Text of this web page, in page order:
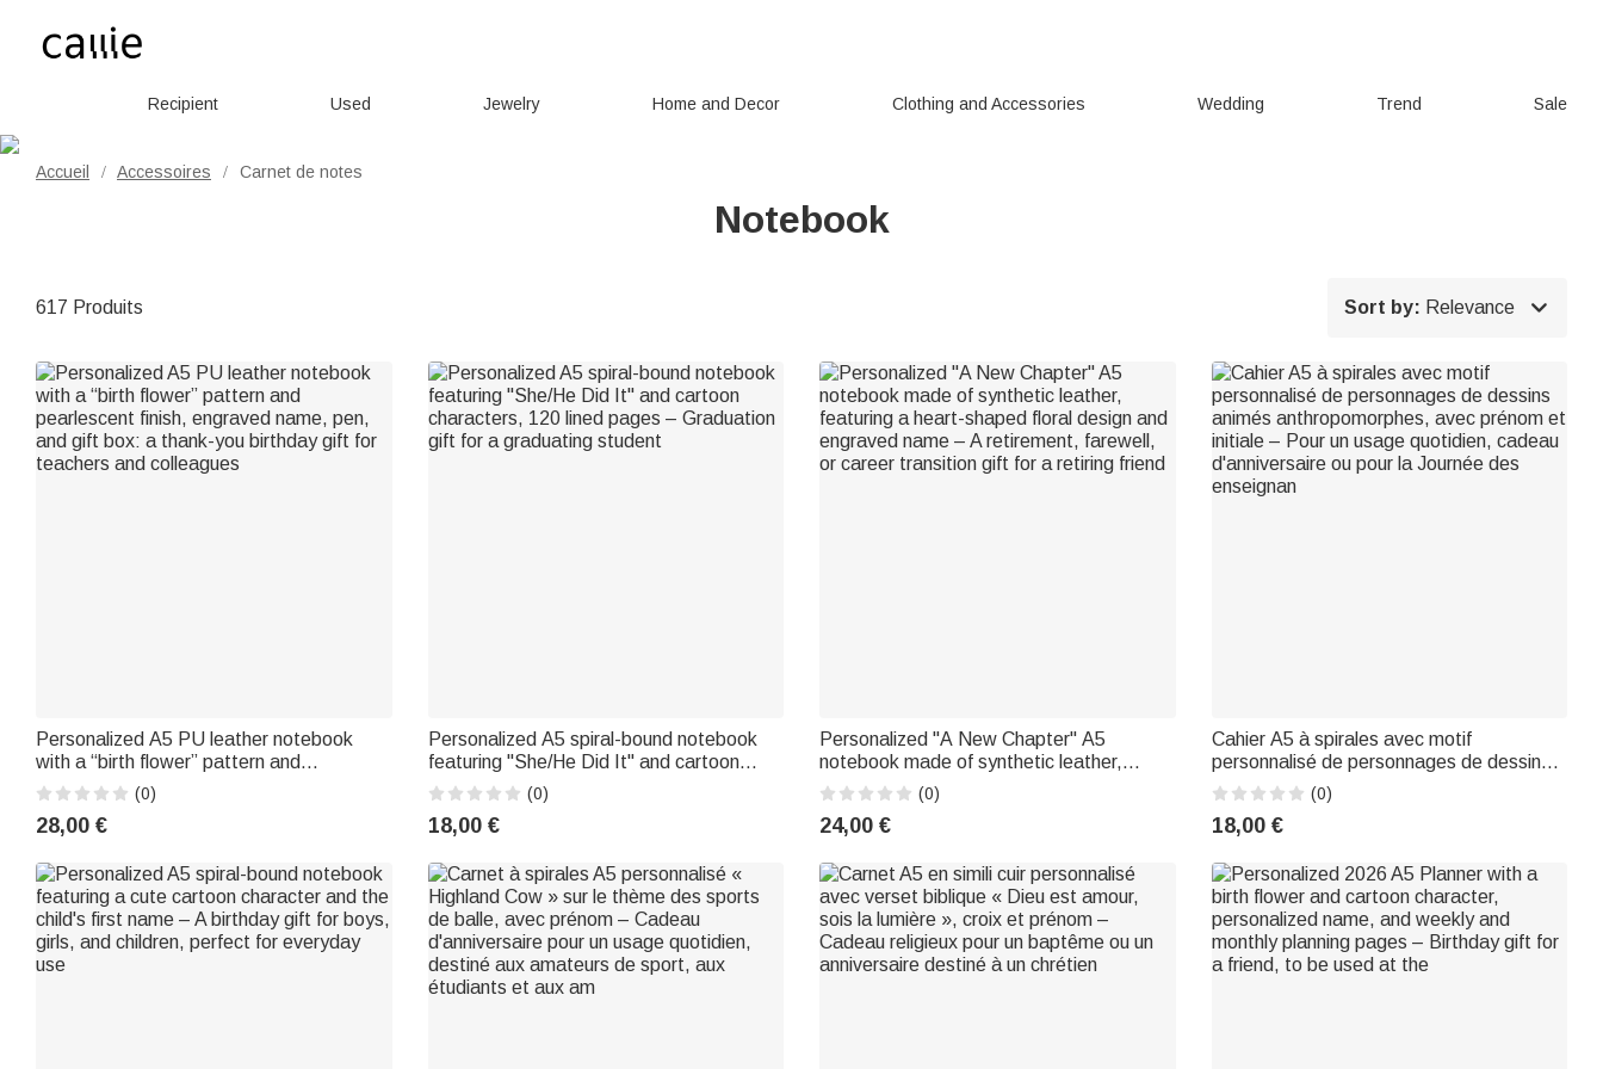
Recipient Used Jewelry Home and Decor Clothing and Accessories Wedding Trend Sale
Accueil / Accessoires / Carnet de notes
Notebook
617 Produits Sort by: Relevance 
Personalized A5 PU leather notebook
with a “birth flower” pattern and
pearlescent finish, engraved name, pen,
and gift box: a thank-you birthday gift for
teachers and colleagues
(0)
28,00 €
Personalized A5 spiral-bound notebook
featuring "She/He Did It" and cartoon
characters, 120 lined pages – Graduation
gift for a graduating student
(0)
18,00 €
Personalized "A New Chapter" A5
notebook made of synthetic leather,
featuring a heart-shaped floral design and
engraved name – A retirement, farewell,
or career transition gift for a retiring friend
(0)
24,00 €
Cahier A5 à spirales avec motif
personnalisé de personnages de dessins
animés anthropomorphes, avec prénom et
initiale – Pour un usage quotidien, cadeau
d'anniversaire ou pour la Journée des
(0)
18,00 €